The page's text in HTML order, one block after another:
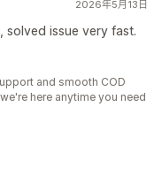
2026年5月13日
issue very fast.
and smooth COD
here anytime you need